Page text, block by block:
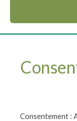
Consentement :